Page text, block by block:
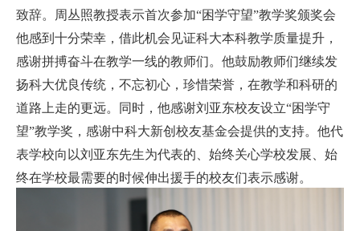
致辞。周丛照教授表示首次参加“困学守望”教学奖颁奖会
他感到十分荣幸，借此机会见证科大本科教学质量提升，
感谢拼搏奋斗在教学一线的教师们。他鼓励教师们继续发
扬科大优良传统，不忘初心，珍惜荣誉，在教学和科研的
道路上走的更远。同时，他感谢刘亚东校友设立“困学守
望”教学奖，感谢中科大新创校友基金会提供的支持。他代
表学校向以刘亚东先生为代表的、始终关心学校发展、始
终在学校最需要的时候伸出援手的校友们表示感谢。